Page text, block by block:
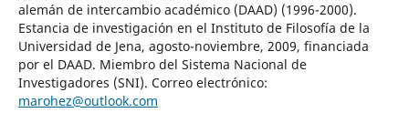
alemán de intercambio académico (DAAD) (1996-2000).
Estancia de investigación en el Instituto de Filosofía de la
Universidad de Jena, agosto-noviembre, 2009, financiada
por el DAAD. Miembro del Sistema Nacional de
Investigadores (SNI). Correo electrónico:
marohez@outlook.com